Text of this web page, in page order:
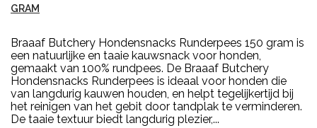
GRAM
Braaaf Butchery Hondensnacks Runderpees 150 gram is
een natuurlijke en taaie kauwsnack voor honden,
gemaakt van 100% rundpees. De Braaaf Butchery
Hondensnacks Runderpees is ideaal voor honden die
van langdurig kauwen houden, en helpt tegelijkertijd bij
het reinigen van het gebit door tandplak te verminderen.
De taaie textuur biedt langdurig plezier,...